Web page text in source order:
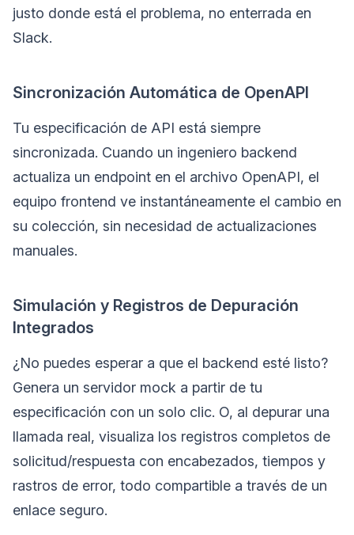
justo donde está el problema, no enterrada en
Slack.
Sincronización Automática de OpenAPI
Tu especificación de API está siempre
sincronizada. Cuando un ingeniero backend
actualiza un endpoint en el archivo OpenAPI, el
equipo frontend ve instantáneamente el cambio en
su colección, sin necesidad de actualizaciones
manuales.
Simulación y Registros de Depuración
Integrados
¿No puedes esperar a que el backend esté listo?
Genera un servidor mock a partir de tu
especificación con un solo clic. O, al depurar una
llamada real, visualiza los registros completos de
solicitud/respuesta con encabezados, tiempos y
rastros de error, todo compartible a través de un
enlace seguro.